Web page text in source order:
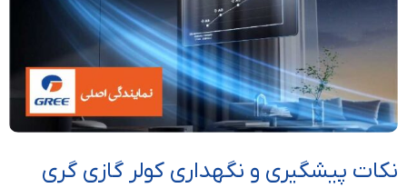
نکات پیشگیری و نگهداری کولر گازی گری